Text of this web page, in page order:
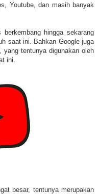
Youtube, dan masih banyak
hingga sekarang
saat ini. Bahkan Google juga
yang tentunya digunakan oleh
ini.
besar, tentunya merupakan